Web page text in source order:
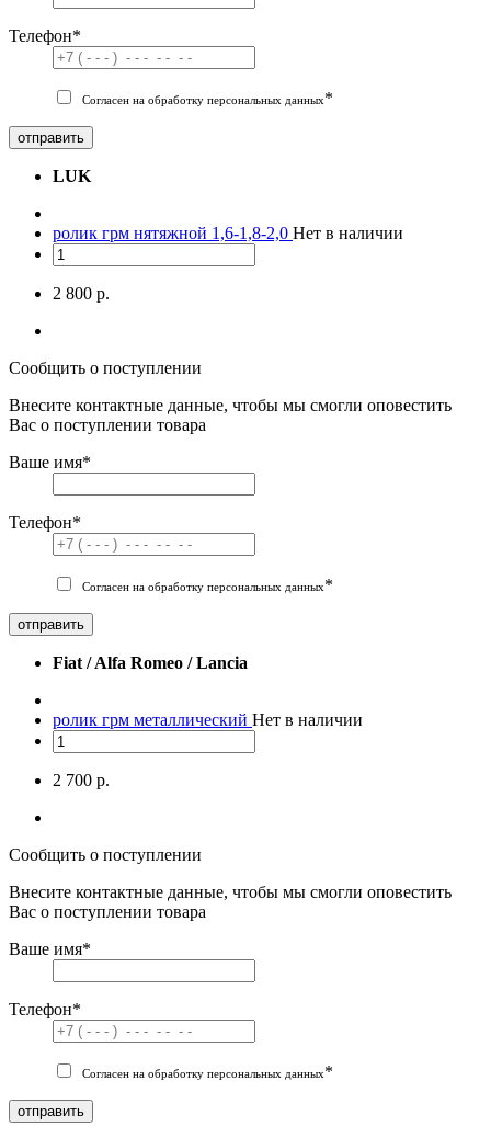
Телефон*
Согласен на обработку персональных данных*
отправить
LUK
ролик грм нятяжной 1,6-1,8-2,0 Нет в наличии
2 800 р.
Сообщить о поступлении
Внесите контактные данные, чтобы мы смогли оповестить
Вас о поступлении товара
Ваше имя*
Телефон*
Согласен на обработку персональных данных*
отправить
Fiat / Alfa Romeo / Lancia
ролик грм металлический Нет в наличии
2 700 р.
Сообщить о поступлении
Внесите контактные данные, чтобы мы смогли оповестить
Вас о поступлении товара
Ваше имя*
Телефон*
Согласен на обработку персональных данных*
отправить